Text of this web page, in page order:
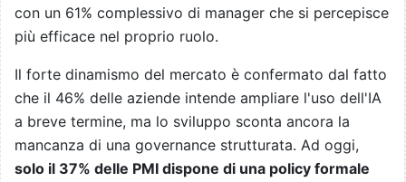
con un 61% complessivo di manager che si percepisce
più efficace nel proprio ruolo.
Il forte dinamismo del mercato è confermato dal fatto
che il 46% delle aziende intende ampliare l'uso dell'IA
a breve termine, ma lo sviluppo sconta ancora la
mancanza di una governance strutturata. Ad oggi,
solo il 37% delle PMI dispone di una policy formale